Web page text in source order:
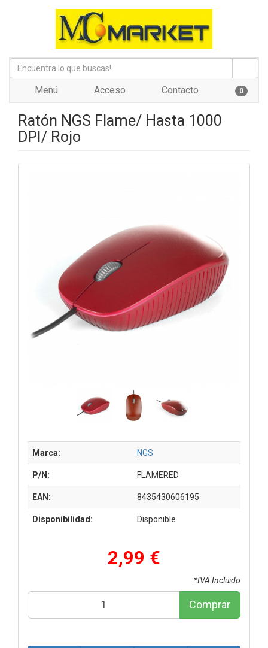
Menú Acceso Contacto 0
Ratón NGS Flame/ Hasta 1000
DPI/ Rojo
Marca: NGS
P/N: FLAMERED
EAN: 8435430606195
Disponibilidad: Disponible
2,99 €
*IVA Incluido
Comprar